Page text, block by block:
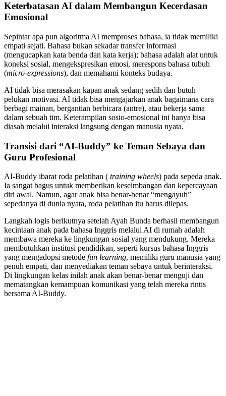
Keterbatasan AI dalam Membangun Kecerdasan
Emosional
Sepintar apa pun algoritma AI memproses bahasa, ia tidak memiliki
empati sejati. Bahasa bukan sekadar transfer informasi
(mengucapkan kata benda dan kata kerja); bahasa adalah alat untuk
koneksi sosial, mengekspresikan emosi, merespons bahasa tubuh
(micro-expressions), dan memahami konteks budaya.
AI tidak bisa merasakan kapan anak sedang sedih dan butuh
pelukan motivasi. AI tidak bisa mengajarkan anak bagaimana cara
berbagi mainan, bergantian berbicara (antre), atau bekerja sama
dalam sebuah tim. Keterampilan sosio-emosional ini hanya bisa
diasah melalui interaksi langsung dengan manusia nyata.
Transisi dari “AI-Buddy” ke Teman Sebaya dan
Guru Profesional
AI-Buddy ibarat roda pelatihan ( training wheels) pada sepeda anak.
Ia sangat bagus untuk memberikan keseimbangan dan kepercayaan
diri awal. Namun, agar anak bisa benar-benar “mengayuh”
sepedanya di dunia nyata, roda pelatihan itu harus dilepas.
Langkah logis berikutnya setelah Ayah Bunda berhasil membangun
kecintaan anak pada bahasa Inggris melalui AI di rumah adalah
membawa mereka ke lingkungan sosial yang mendukung. Mereka
membutuhkan institusi pendidikan, seperti kursus bahasa Inggris
yang mengadopsi metode fun learning, memiliki guru manusia yang
penuh empati, dan menyediakan teman sebaya untuk berinteraksi.
Di lingkungan kelas inilah anak akan benar-benar menguji dan
mematangkan kemampuan komunikasi yang telah mereka rintis
bersama AI-Buddy.